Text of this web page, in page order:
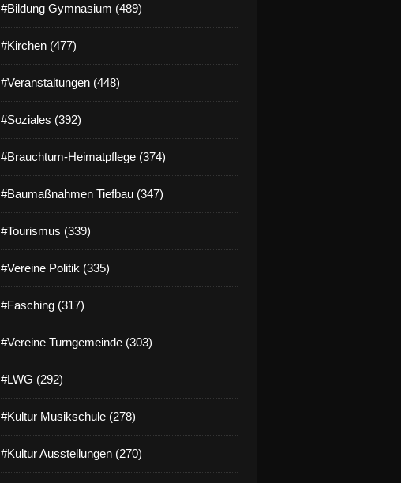
#Bildung Gymnasium (489)
#Kirchen (477)
#Veranstaltungen (448)
#Soziales (392)
#Brauchtum-Heimatpflege (374)
#Baumaßnahmen Tiefbau (347)
#Tourismus (339)
#Vereine Politik (335)
#Fasching (317)
#Vereine Turngemeinde (303)
#LWG (292)
#Kultur Musikschule (278)
#Kultur Ausstellungen (270)